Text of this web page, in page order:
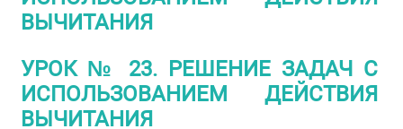
ВЫЧИТАНИЯ
УРОК № 23. РЕШЕНИЕ ЗАДАЧ С
ИСПОЛЬЗОВАНИЕМ ДЕЙСТВИЯ
ВЫЧИТАНИЯ